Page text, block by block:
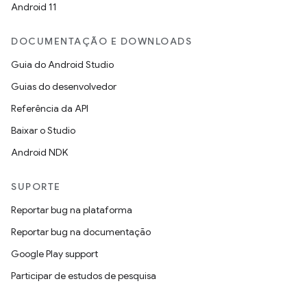
Android 11
DOCUMENTAÇÃO E DOWNLOADS
Guia do Android Studio
Guias do desenvolvedor
Referência da API
Baixar o Studio
Android NDK
SUPORTE
Reportar bug na plataforma
Reportar bug na documentação
Google Play support
Participar de estudos de pesquisa